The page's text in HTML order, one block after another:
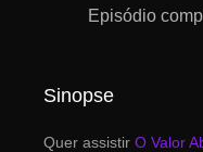
Episódio
Sinopse
Quer assistir O Valor